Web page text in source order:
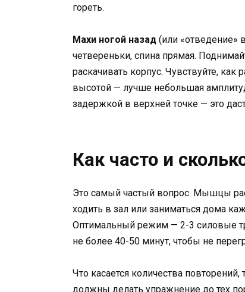
гореть.
Махи ногой назад (или «отведение»
четвереньки, спина прямая.
раскачивать корпус. Чувствуйте,
высотой — лучше небольшая
задержкой в верхней точке — это
Как часто и
Это самый частый вопрос. Мышцы
ходить в зал или заниматься дома
Оптимальный режим — 2-3 силовые
не более 40-50 минут, чтобы не
Что касается количества
должны делать упражнение до тех